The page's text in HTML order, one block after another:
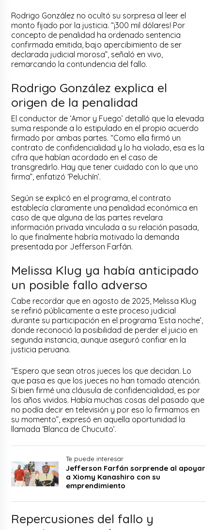
Rodrigo González no ocultó su sorpresa al leer el
monto fijado por la justicia. “¡300 mil dólares! Por
concepto de penalidad ha ordenado sentencia
confirmada emitida, bajo apercibimiento de ser
declarada judicial morosa”, señaló en vivo,
remarcando la contundencia del fallo.
Rodrigo González explica el
origen de la penalidad
El conductor de ‘Amor y Fuego’ detalló que la elevada
suma responde a lo estipulado en el propio acuerdo
firmado por ambas partes. “Como ella firmó un
contrato de confidencialidad y lo ha violado, esa es la
cifra que habían acordado en el caso de
transgredirlo. Hay que tener cuidado con lo que uno
firma”, enfatizó ‘Peluchín’.
Según se explicó en el programa, el contrato
establecía claramente una penalidad económica en
caso de que alguna de las partes revelara
información privada vinculada a su relación pasada,
lo que finalmente habría motivado la demanda
presentada por Jefferson Farfán.
Melissa Klug ya había anticipado
un posible fallo adverso
Cabe recordar que en agosto de 2025, Melissa Klug
se refirió públicamente a este proceso judicial
durante su participación en el programa ‘Esta noche’,
donde reconoció la posibilidad de perder el juicio en
segunda instancia, aunque aseguró confiar en la
justicia peruana.
“Espero que sean otros jueces los que decidan. Lo
que pasa es que los jueces no han tomado atención.
Si bien firmé una cláusula de confidencialidad, es por
los años vividos. Había muchas cosas del pasado que
no podía decir en televisión y por eso lo firmamos en
su momento”, expresó en aquella oportunidad la
llamada ‘Blanca de Chucuito’.
Te puede interesar
Jefferson Farfán sorprende al apoyar
a Xiomy Kanashiro con su
emprendimiento
Repercusiones del fallo y